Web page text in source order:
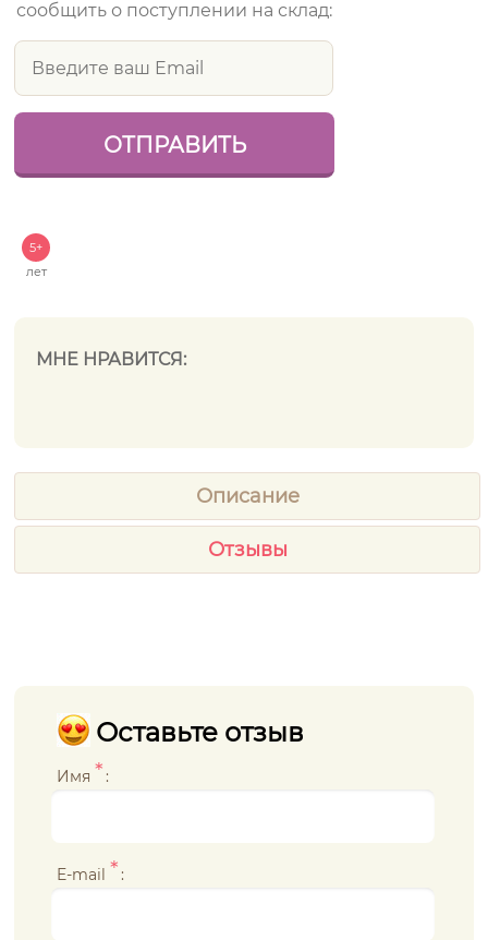
сообщить о поступлении на склад:
5+
лет
МНЕ НРАВИТСЯ:
Описание
Отзывы
Оставьте отзыв
Имя * :
E-mail * :